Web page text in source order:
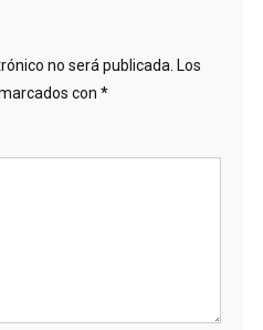
no será publicada. Los
con *